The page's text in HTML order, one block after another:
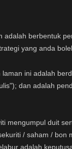
adalah berbentuk
yang anda
ini adalah
dan adalah
mengumpul duit
/ saham / bon
adalah